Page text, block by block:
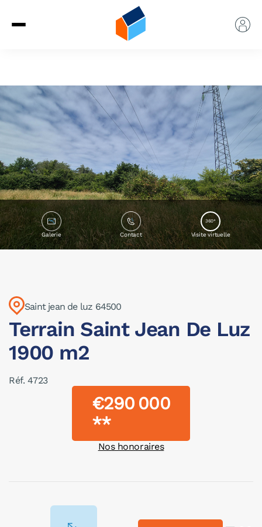
Galerie Contact
360°
Visite virtuelle
Saint jean de luz 64500
Terrain Saint Jean De Luz
1900 m2
Réf. 4723
€290 000
**
Nos honoraires